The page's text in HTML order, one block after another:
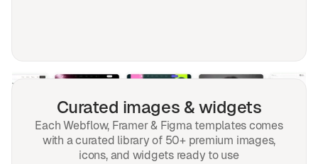
Curated images & widgets
Each Webflow, Framer & Figma templates comes
with a curated library of 50+ premium images,
icons, and widgets ready to use